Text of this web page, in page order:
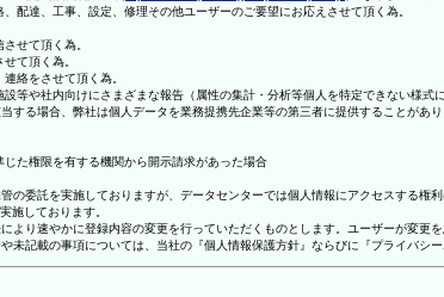
配達、工事、設定、修理その他ユーザーのご要望にお応えさせて頂く為。
せて頂く為。
て頂く為。
絡をさせて頂く為。
等や社内向けにさまざまな報告（属性の集計・分析等個人を特定できない様式
る場合、弊社は個人データを業務提携先企業等の第三者に提供することがあり
た権限を有する機関から開示請求があった場合
の委託を実施しておりますが、データセンターでは個人情報にアクセスする権
施しております。
より速やかに登録内容の変更を行っていただくものとします。ユーザーが変
記載の事項については、当社の『個人情報保護方針』ならびに『プライバシ